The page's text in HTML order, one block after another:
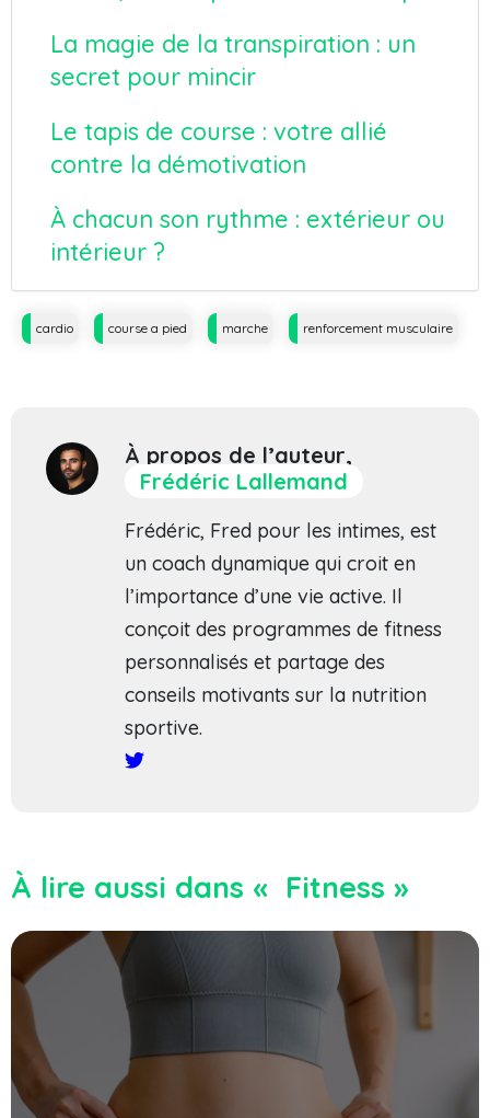
La magie de la transpiration : un
secret pour mincir
Le tapis de course : votre allié
contre la démotivation
À chacun son rythme : extérieur ou
intérieur ?
Tagscardio course a pied marche renforcement musculaire
À propos de l’auteur,
Frédéric Lallemand
Frédéric, Fred pour les intimes, est
un coach dynamique qui croit en
l’importance d’une vie active. Il
conçoit des programmes de fitness
personnalisés et partage des
conseils motivants sur la nutrition
sportive.
À lire aussi dans « Fitness »